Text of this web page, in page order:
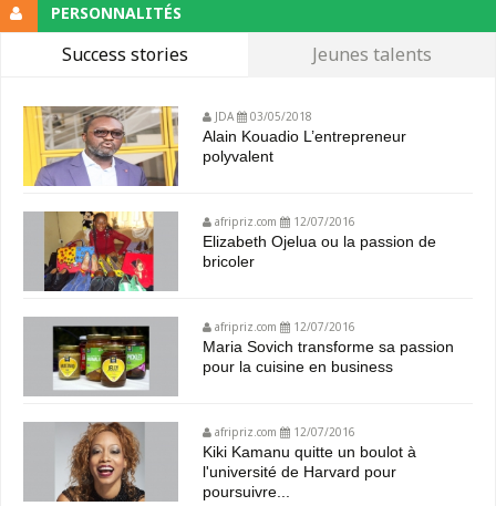
PERSONNALITÉS
Success stories Jeunes talents
JDA 03/05/2018
Alain Kouadio L’entrepreneur
polyvalent
afripriz.com 12/07/2016
Elizabeth Ojelua ou la passion de
bricoler
afripriz.com 12/07/2016
Maria Sovich transforme sa passion
pour la cuisine en business
afripriz.com 12/07/2016
Kiki Kamanu quitte un boulot à
l'université de Harvard pour
poursuivre...